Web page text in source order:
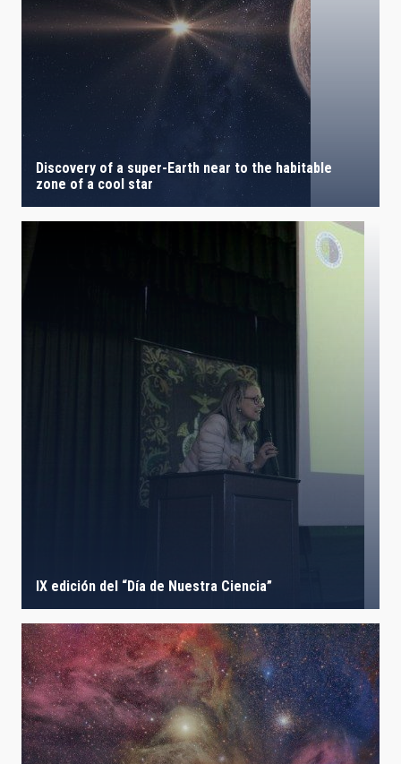
Discovery of a super-Earth near to the habitable
zone of a cool star
IX edición del “Día de Nuestra Ciencia”